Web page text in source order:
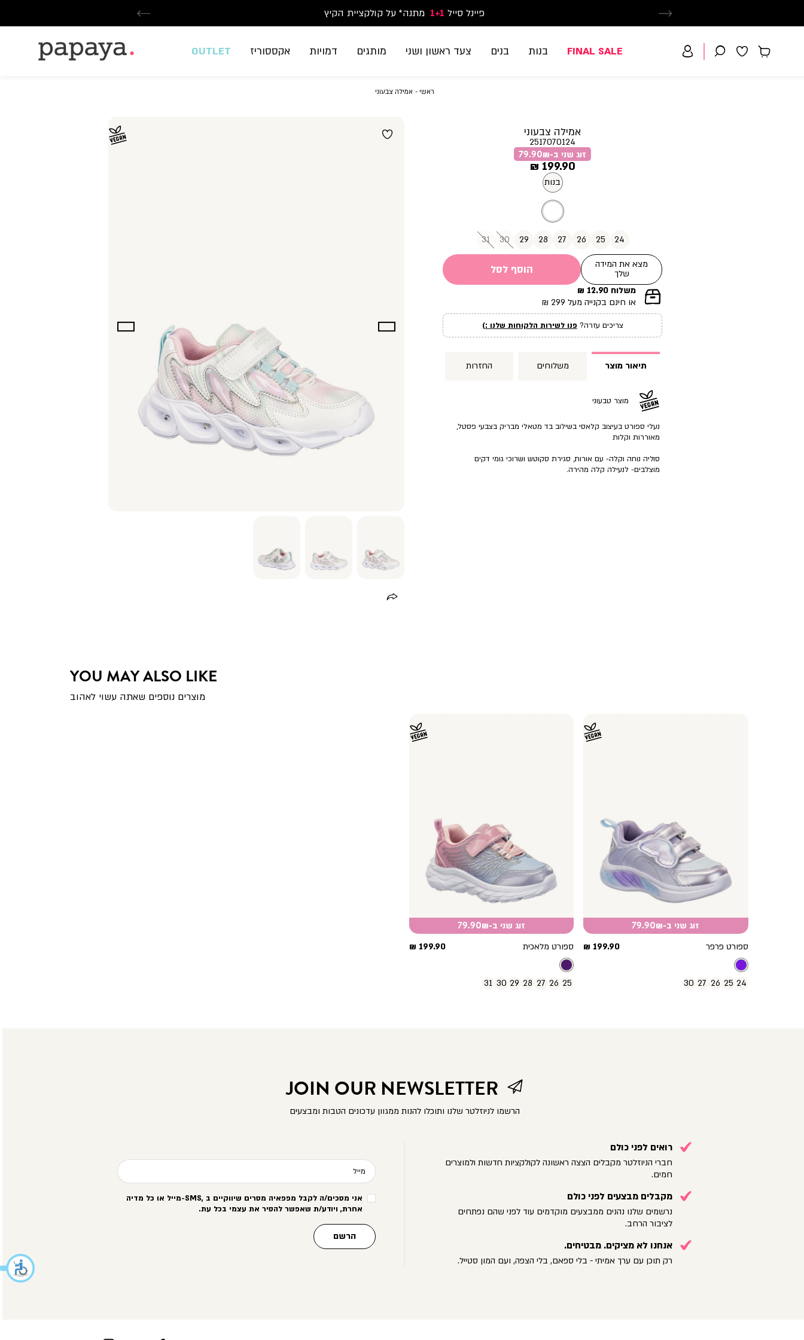
משלוח חינם בקנייה מעל 299₪ | זמני אספקה עד 5 ימי עסקים
פיינל סייל 1+1 מתנה* על קולקציית הקיץ
נעלי ספורט וסניקרס זוג שני החל מ-59.90
FINAL SALE בנות בנים צעד ראשון ושני מותגים דמויות אקססוריז OUTLET
ראשי ראשי
אמילה צבעוניאמילה
אמילה צבעוני
2517070124
זוג שני ב-79.90₪
מחיר
מוצר
199.90 ₪
בנות
24
25
26
27
28
29
30
31
מצא את המידה
שלך
הוסף לסל
|
תומך
עמוד
מוצר
משלוח 12.90 ₪
או חינם בקנייה מעל 299 ₪
צריכים עזרה? פנו לשירות הלקוחות שלנו :)
תיאור מוצר משלוחים החזרות
מוצר טבעוני
נעלי ספורט בעיצוב קלאסי בשילוב בד מטאלי מבריק בצבעי פסטל,
מאוררות וקלות
סוליה נוחה וקלה- עם אורות, סגירת סקוטש ושרוכי גומי דקים
מוצלבים- לנעילה קלה מהירה.
YOU MAY ALSO LIKE
מוצרים נוספים שאתה עשוי לאהוב
זוג שני ב-79.90₪
ספורט פרפר
מחיר
199.90 ₪
24
25
26
27
30
זוג שני ב-79.90₪
ספורט מלאכית
מחיר
199.90 ₪
25
26
27
28
29
30
31
JOIN OUR NEWSLETTER
הרשמו לניוזלטר שלנו ותוכלו להנות ממגוון עדכונים הטבות ומבצעים
רואים לפני כולם
חברי הניוזלטר מקבלים הצצה ראשונה לקולקציות חדשות ולמוצרים
חמים.
מקבלים מבצעים לפני כולם
נרשמים שלנו נהנים ממבצעים מוקדמים עוד לפני שהם נפתחים
לציבור הרחב.
אנחנו לא מציקים. מבטיחים.
רק תוכן עם ערך אמיתי - בלי ספאם, בלי הצפה, ועם המון סטייל.
מייל
אני מסכים/ה לקבל מפפאיה מסרים שיווקיים ב -SMS,מייל או כל מדיה
אחרת, ויודע/ת שאפשר להסיר את עצמי בכל עת.
הרשם